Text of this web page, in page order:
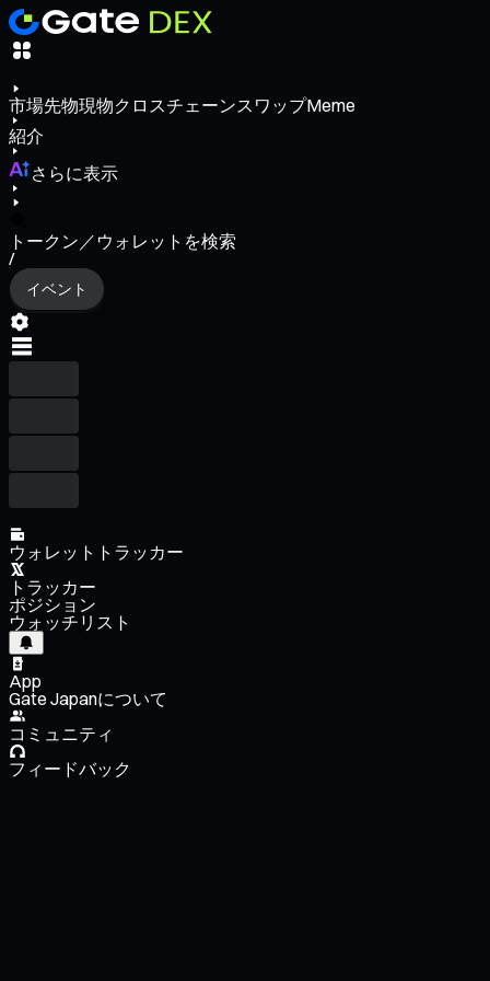
市場先物現物クロスチェーンスワップMeme
紹介
さらに表示
トークン／ウォレットを検索
/
イベント
ウォレットトラッカー
トラッカー
ポジション
ウォッチリスト
App
Gate Japanについて
コミュニティ
フィードバック